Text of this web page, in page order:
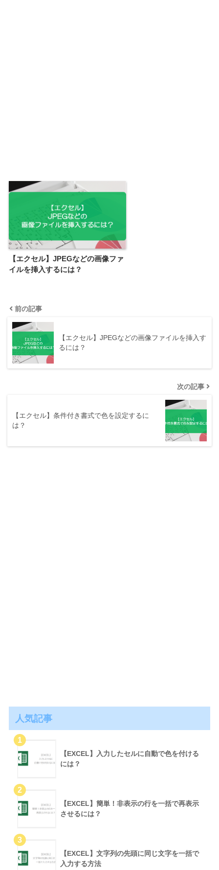
【エクセル】JPEGなどの画像ファ
イルを挿入するには？
前の記事
【エクセル】JPEGなどの画像ファイルを挿入す
るには？
次の記事
【エクセル】条件付き書式で色を設定するに
は？
人気記事
【EXCEL】入力したセルに自動で色を付ける
には？
【EXCEL】簡単！非表示の行を一括で再表示
させるには？
【EXCEL】文字列の先頭に同じ文字を一括で
入力する方法